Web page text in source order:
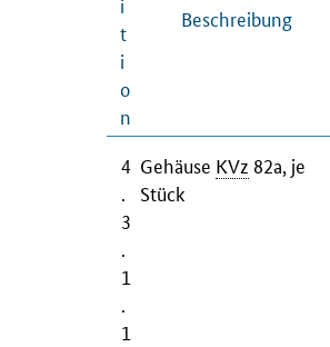
t
i
o
n
Beschreibung
4
.
3
.
1
.
1
Gehäuse KVz 82a, je
Stück